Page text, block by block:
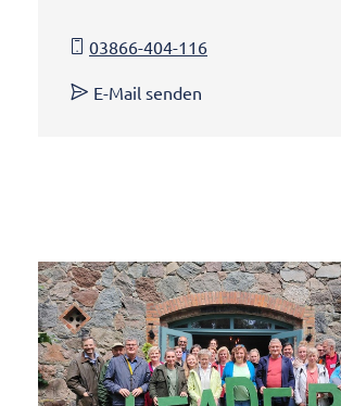
03866-404-116
E-Mail senden